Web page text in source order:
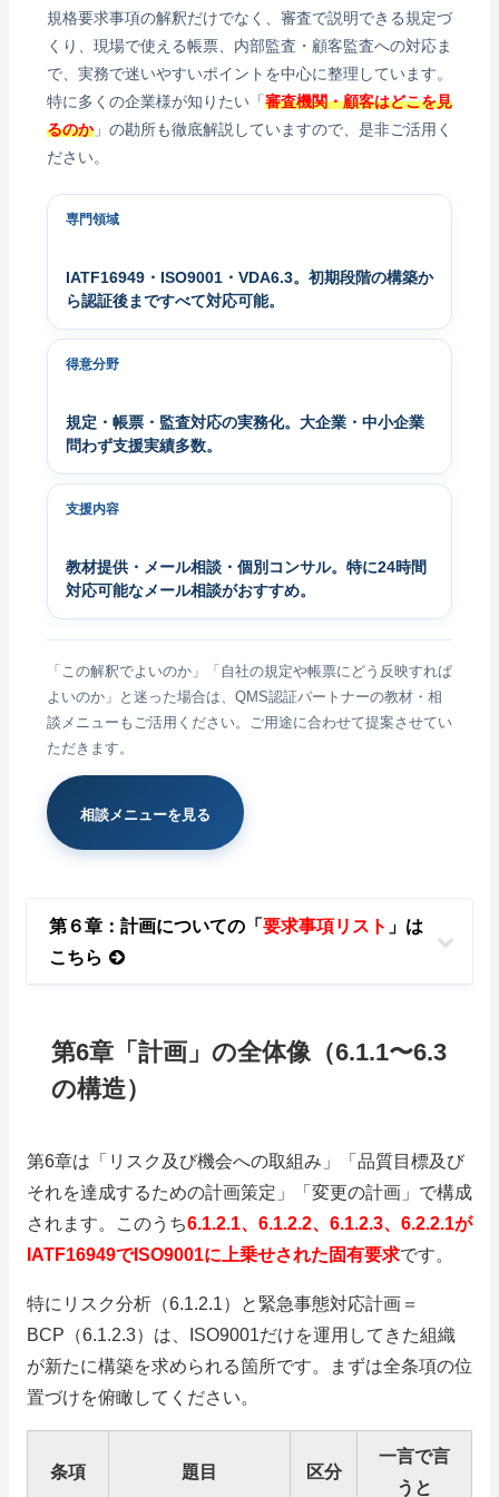
規格要求事項の解釈だけでなく、審査で説明できる規定づ
くり、現場で使える帳票、内部監査・顧客監査への対応ま
で、実務で迷いやすいポイントを中心に整理しています。
特に多くの企業様が知りたい「 審査機関・顧客はどこを見
るのか」の勘所も徹底解説していますので、是非ご活用く
ださい。
専門領域
IATF16949・ISO9001・VDA6.3。初期段階の構築か
ら認証後まですべて対応可能。
得意分野
規定・帳票・監査対応の実務化。大企業・中小企業
問わず支援実績多数。
支援内容
教材提供・メール相談・個別コンサル。特に24時間
対応可能なメール相談がおすすめ。
「この解釈でよいのか」「自社の規定や帳票にどう反映すれば
よいのか」と迷った場合は、QMS認証パートナーの教材・相
談メニューもご活用ください。ご用途に合わせて提案させてい
ただきます。
相談メニューを見る
第６章：計画についての「 要求事項リスト 」は
こちら
第6章「計画」の全体像（6.1.1〜6.3
の構造）
第6章は「リスク及び機会への取組み」「品質目標及び
それを達成するための計画策定」「変更の計画」で構成
されます。このうち6.1.2.1、6.1.2.2、6.1.2.3、6.2.2.1が
IATF16949でISO9001に上乗せされた固有要求です。
特にリスク分析（6.1.2.1）と緊急事態対応計画＝
BCP（6.1.2.3）は、ISO9001だけを運用してきた組織
が新たに構築を求められる箇所です。まずは全条項の位
置づけを俯瞰してください。
条項 題目 区分
一言で言
うと